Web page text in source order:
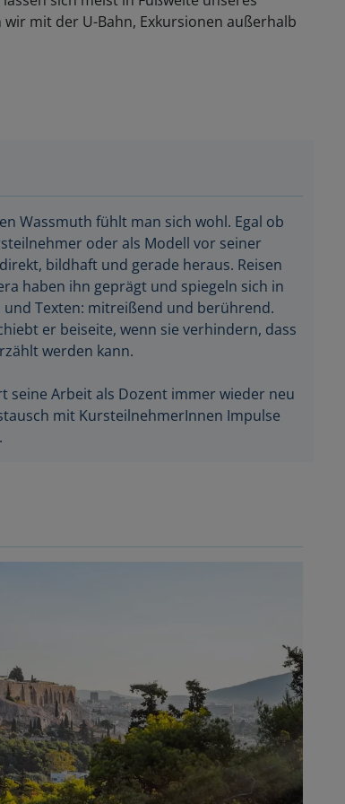
mit der U-Bahn, Exkursionen außerhalb
Wassmuth fühlt man sich wohl. Egal ob
oder als Modell vor seiner
bildhaft und gerade heraus. Reisen
haben ihn geprägt und spiegeln sich in
und Texten: mitreißend und berührend.
er beiseite, wenn sie verhindern, dass
werden kann.
seine Arbeit als Dozent immer wieder neu
mit KursteilnehmerInnen Impulse